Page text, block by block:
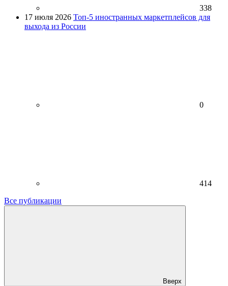
338
17 июля 2026 Топ-5 иностранных маркетплейсов для
выхода из России
0
414
Все публикации
Вверх